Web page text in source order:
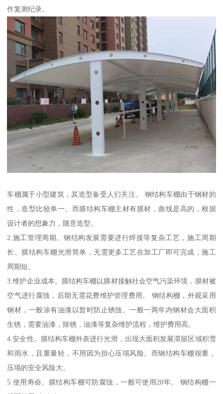
作复测纪录。
车棚属于小型建筑，其造型备受人们关注。 钢结构车棚由于钢材的
性，造型比较单一。而膜结构车棚主材有膜材，曲线是高的，根据
设计者的想象力，随意造型。
2.施工管理周期。钢结构发展需要进行焊接等复杂工艺，施工周期
长。膜结构车棚光滑简单，无需更多工艺在加工厂即可完成，施工
周期短。
3.维护企业成本。膜结构车棚以膜材接触社会空气污染环境，膜材被
空气进行腐蚀，后期无需花费维护管理费用。 钢结构棚，外观采用
钢材，一般涂有油漆以暂时防止锈蚀。一般一两年内钢材会大面积
生锈，需要油漆，除锈，油漆等复杂维护流程，维护费用高。
4.安全性。膜结构车棚外表进行光滑，出现大面积发展滞留区域积雪
和雨水，且重量轻，不用因为担心压塌风险。而钢结构车棚很重，
压塌的安全风险大。
5.使用寿命。膜结构车棚可防腐蚀，一般可使用20年。 钢结构棚一